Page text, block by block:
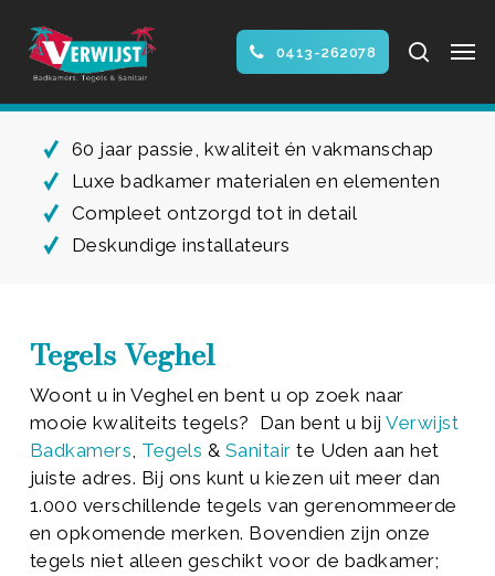
main
0413-262078 search
60 jaar passie, kwaliteit én vakmanschap
Luxe badkamer materialen en elementen
Compleet ontzorgd tot in detail
Deskundige installateurs
Tegels Veghel
Woont u in Veghel en bent u op zoek naar
mooie kwaliteits tegels? Dan bent u bijVerwijst
Badkamers, Tegels & Sanitair te Uden aan het
juiste adres. Bij ons kunt u kiezen uit meer dan
1.000 verschillende tegels van gerenommeerde
en opkomende merken. Bovendien zijn onze
tegels niet alleen geschikt voor de badkamer;